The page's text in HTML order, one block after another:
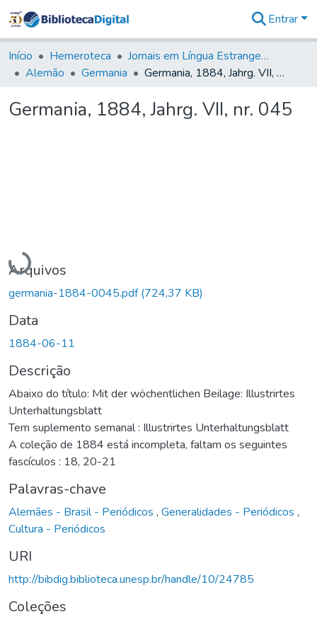
&
Coleções
Tudo na
Digital
Entrar
Início Hemeroteca
Jornais em Língua Estrangeira
Alemão
Germania Germania, 1884, Jahrg. VII, nr. 045
Germania, 1884, Jahrg. VII, nr. 045
Carregando...
Arquivos
germania-1884-0045.pdf(724,37 KB)
Data
1884-06-11
Descrição
Abaixo do título: Mit der wöchentlichen Beilage: Illustrirtes
Unterhaltungsblatt
Tem suplemento semanal : Illustrirtes Unterhaltungsblatt
A coleção de 1884 está incompleta, faltam os seguintes
fascículos : 18, 20-21
Palavras-chave
Alemães - Brasil - Periódicos , Generalidades - Periódicos ,
Cultura - Periódicos
URI
http://bibdig.biblioteca.unesp.br/handle/10/24785
Coleções